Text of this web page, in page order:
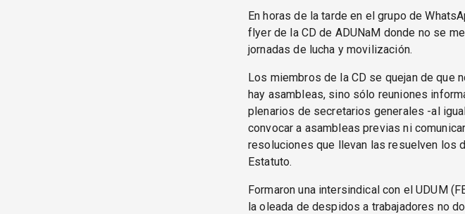
En horas de la tarde en el grupo de
flyer de la CD de ADUNaM donde no se
jornadas de lucha y movilización.
Los miembros de la CD se quejan de que
hay asambleas, sino sólo reuniones
plenarios de secretarios generales -al
convocar a asambleas previas ni
resoluciones que llevan las resuelven los
Estatuto.
Formaron una intersindical con el UDUM
la oleada de despidos a trabajadores no